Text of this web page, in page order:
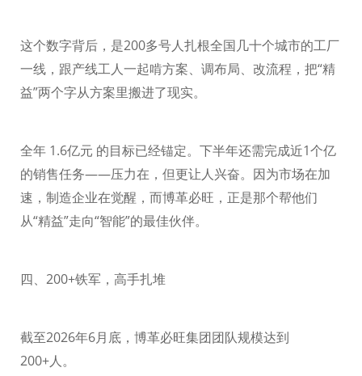
这个数字背后，是200多号人扎根全国几十个城市的工厂
一线，跟产线工人一起啃方案、调布局、改流程，把“精
益”两个字从方案里搬进了现实。
全年 1.6亿元 的目标已经锚定。下半年还需完成近1个亿
的销售任务——压力在，但更让人兴奋。因为市场在加
速，制造企业在觉醒，而博革必旺，正是那个帮他们
从“精益”走向“智能”的最佳伙伴。
四、 200+铁军，高手扎堆
截至2026年6月底，博革必旺集团团队规模达到
200+人。